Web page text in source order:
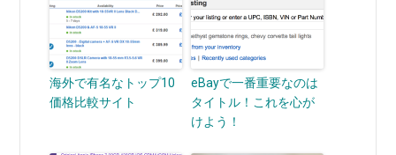
海外で有名なトップ10
価格比較サイト
eBayで一番重要なのは
タイトル！これを心が
けよう！